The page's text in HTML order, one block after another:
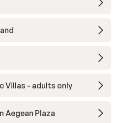
Villas - adults only
Aegean Plaza